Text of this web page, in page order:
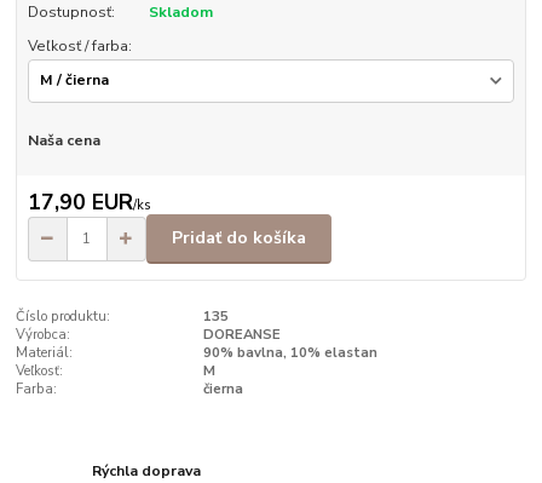
Dostupnosť:
Skladom
Veľkosť / farba:
Naša cena
17,90 EUR/ks
Pridať do košíka
Číslo produktu:
135
Výrobca:
DOREANSE
Materiál:
90% bavlna, 10% elastan
Veľkosť:
M
Farba:
čierna
Rýchla doprava